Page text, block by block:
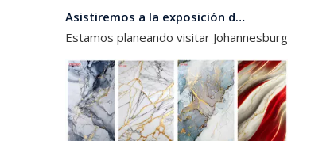
Estamos planeando visitar Johannesburgo,